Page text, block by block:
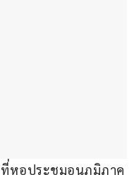
ที่หอประชุมอนุภูมิภาค